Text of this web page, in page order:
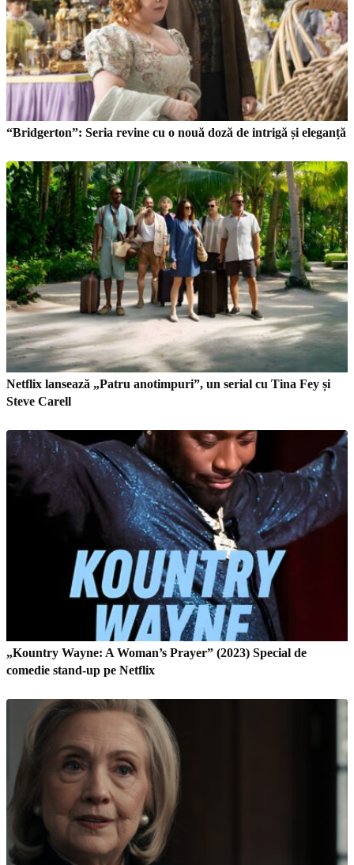
“Bridgerton”: Seria revine cu o nouă doză de intrigă și eleganță
Netflix lansează „Patru anotimpuri”, un serial cu Tina Fey și
Steve Carell
„Kountry Wayne: A Woman’s Prayer” (2023) Special de
comedie stand-up pe Netflix